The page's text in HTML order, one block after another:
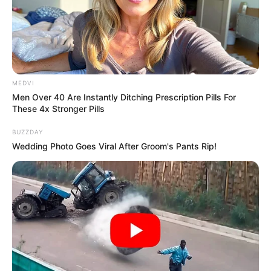
-ad4
A dívida, o processo e o que a Prefeitura está pedindo
Em dezembro de 2025, a
Procuradoria-Geral do Município do
Rioajuizou uma execução fiscal contra Renato Aragão. O valor
cobrado é de
R$ 548.283,69— referente aoImposto Predial e
MEDVI
Men Over 40 Are Instantly Ditching Prescription Pills For
These 4x Stronger Pills
BUZZDAY
Wedding Photo Goes Viral After Groom's Pants Rip!